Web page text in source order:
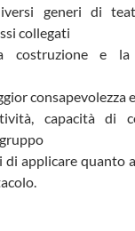
generi di
collegati
costruzione e la
consapevolezza
capacità di
di applicare quanto